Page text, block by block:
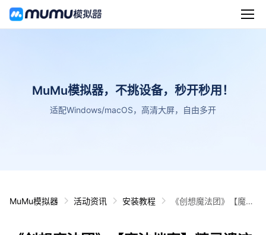
MuMu模拟器，不挑设备，秒开秒用！
适配Windows/macOS，高清大屏，自由多开
MuMu模拟器 活动资讯 安装教程
《创想魔法团》【魔法